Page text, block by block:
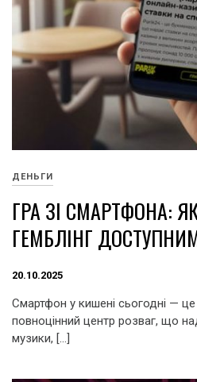
ДЕНЬГИ
ГРА ЗІ СМАРТФОНА:
ГЕМБЛІНГ
20.10.2025
Смартфон у кишені сьогодні — це
повноцінний центр розваг, що
музики, […]